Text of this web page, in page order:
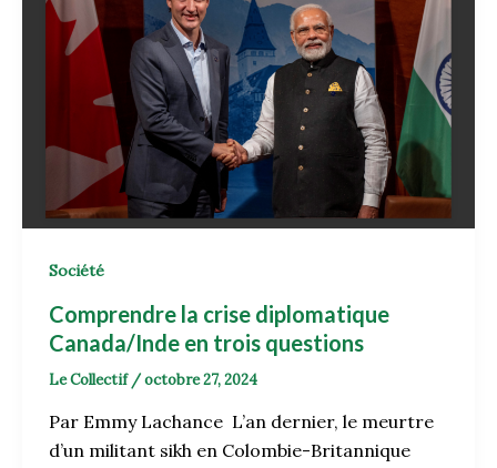
Société
Comprendre la crise diplomatique
Canada/Inde en trois questions
Le Collectif /octobre 27, 2024
Par Emmy Lachance L’an dernier, le meurtre
d’un militant sikh en Colombie-Britannique